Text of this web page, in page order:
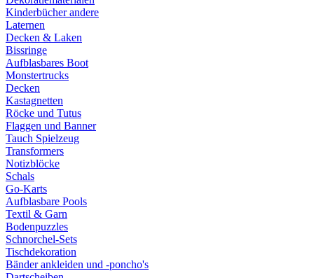
Kinderbücher andere
Laternen
Decken & Laken
Bissringe
Aufblasbares Boot
Monstertrucks
Decken
Kastagnetten
Röcke und Tutus
Flaggen und Banner
Tauch Spielzeug
Transformers
Notizblöcke
Schals
Go-Karts
Aufblasbare Pools
Textil & Garn
Bodenpuzzles
Schnorchel-Sets
Tischdekoration
Bänder ankleiden und -poncho's